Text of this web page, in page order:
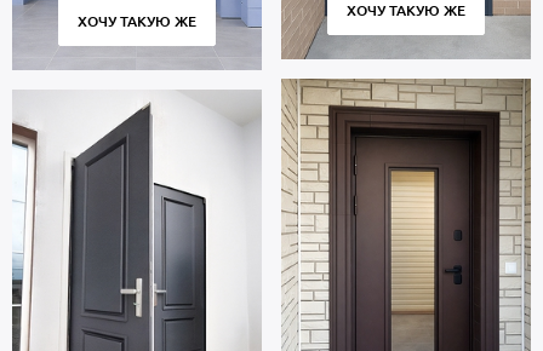
ХОЧУ ТАКУЮ ЖЕ
ХОЧУ ТАКУЮ ЖЕ